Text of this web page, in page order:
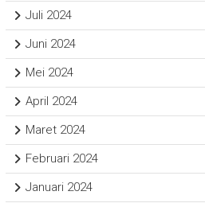
Juli 2024
Juni 2024
Mei 2024
April 2024
Maret 2024
Februari 2024
Januari 2024